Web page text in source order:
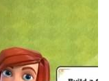
Recruit the strike
heroes wisely